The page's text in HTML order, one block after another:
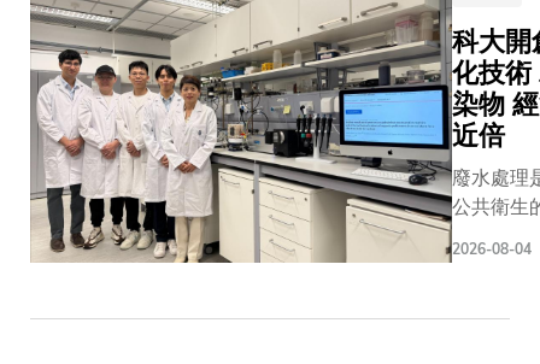
科大開
化技術
染物
近倍
廢水處理
公共衛生
重大科研
化」機制
2026-08-04